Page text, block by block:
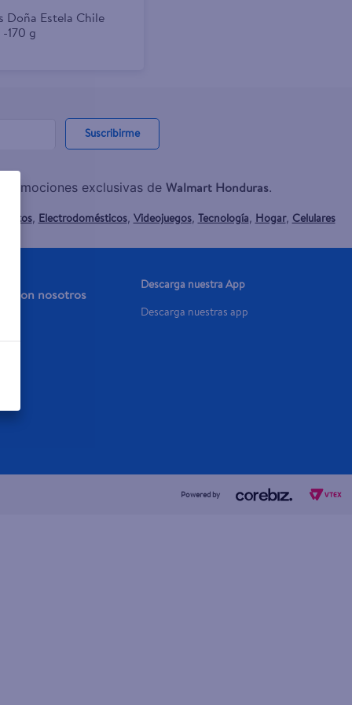
Doña Estela Chile
170 g
Suscribirme
exclusivas de Walmart Honduras.
, Electrodomésticos, Videojuegos, Tecnología, Hogar, Celulares
con nosotros
Descarga nuestra App
Descarga nuestras app
Powered by